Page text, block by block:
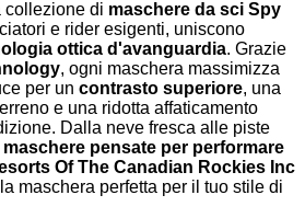
collezione di maschere da sci Spy
e rider esigenti, uniscono
ottica d'avanguardia. Grazie
, ogni maschera massimizza
per un contrasto superiore, una
e una ridotta affaticamento
Dalla neve fresca alle piste
maschere pensate per performare
Of The Canadian Rockies Inc
maschera perfetta per il tuo stile di